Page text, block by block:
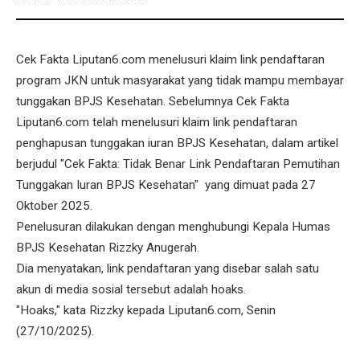
Cek Fakta Liputan6.com menelusuri klaim link pendaftaran
program JKN untuk masyarakat yang tidak mampu membayar
tunggakan BPJS Kesehatan. Sebelumnya Cek Fakta
Liputan6.com telah menelusuri klaim link pendaftaran
penghapusan tunggakan iuran BPJS Kesehatan, dalam artikel
berjudul "Cek Fakta: Tidak Benar Link Pendaftaran Pemutihan
Tunggakan Iuran BPJS Kesehatan" yang dimuat pada 27
Oktober 2025.
Penelusuran dilakukan dengan menghubungi Kepala Humas
BPJS Kesehatan Rizzky Anugerah.
Dia menyatakan, link pendaftaran yang disebar salah satu
akun di media sosial tersebut adalah hoaks.
"Hoaks," kata Rizzky kepada Liputan6.com, Senin
(27/10/2025).